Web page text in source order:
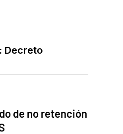
Decreto
de no retención